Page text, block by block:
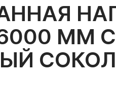
ММ
СОКОЛ